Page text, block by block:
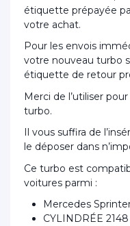
étiquette prépayée
votre achat.
Pour les envois
votre nouveau turbo
étiquette de retour
Merci de l’utiliser
turbo.
Il vous suffira de
le déposer dans
Ce turbo est
voitures parmi :
Mercedes Sprinter
CYLINDRÉE